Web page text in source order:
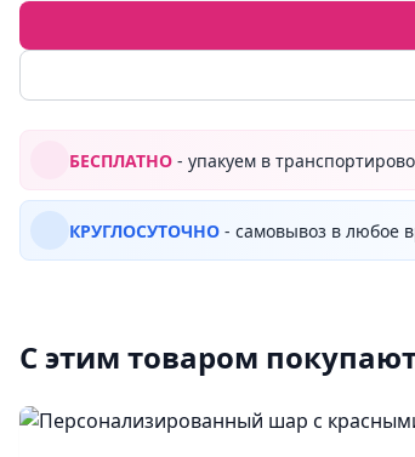
БЕСПЛАТНО - упакуем в
КРУГЛОСУТОЧНО - самовывоз в любое
С этим товаром